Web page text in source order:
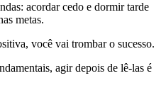
acordar cedo e dormir tarde
metas.
você vai trombar o sucesso.
agir depois de lê-las é